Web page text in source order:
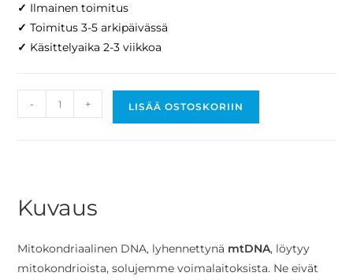
✓ Ilmainen toimitus
✓Toimitus 3-5 arkipäivässä
✓ Käsittelyaika 2-3 viikkoa
- + LISÄÄ OSTOSKORIIN
Kuvaus
Mitokondriaalinen DNA, lyhennettynä mtDNA, löytyy
mitokondrioista, solujemme voimalaitoksista. Ne eivät